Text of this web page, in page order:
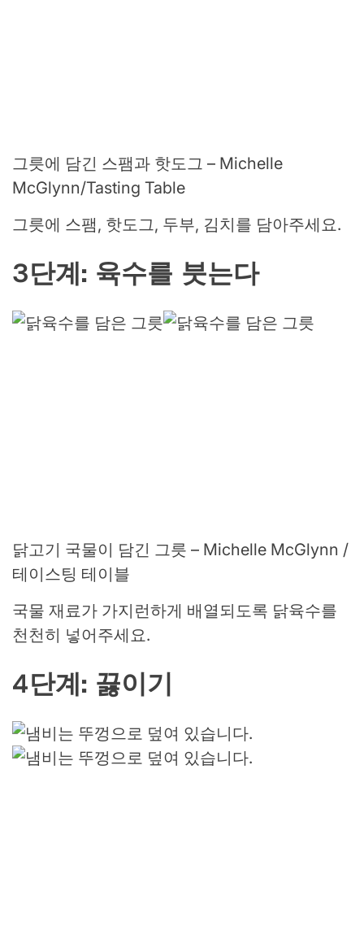
그릇에 담긴 스팸과 핫도그 – Michelle
McGlynn/Tasting Table
그릇에 스팸, 핫도그, 두부, 김치를 담아주세요.
3단계: 육수를 붓는다
닭고기 국물이 담긴 그릇 – Michelle McGlynn /
테이스팅 테이블
국물 재료가 가지런하게 배열되도록 닭육수를
천천히 넣어주세요.
4단계: 끓이기